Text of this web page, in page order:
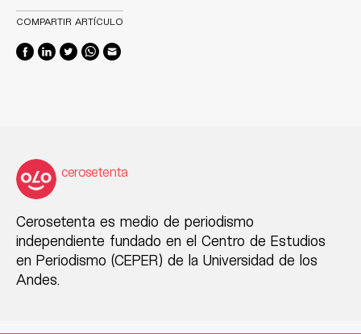
COMPARTIR ARTÍCULO
cerosetenta
Cerosetenta es medio de periodismo
independiente fundado en el Centro de Estudios
en Periodismo (CEPER) de la Universidad de los
Andes.